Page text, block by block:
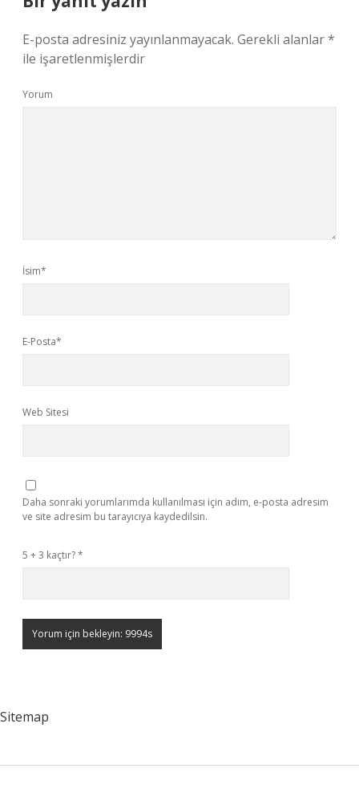
E-posta adresiniz yayınlanmayacak. Gerekli alanlar*
ile işaretlenmişlerdir
Yorum
İsim*
E-Posta*
Web Sitesi
Daha sonraki yorumlarımda kullanılması için adım, e-posta adresim
ve site adresim bu tarayıcıya kaydedilsin.
5 + 3 kaçtır?*
Sitemap